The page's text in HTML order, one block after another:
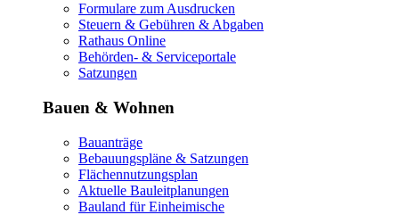
Formulare zum Ausdrucken
Steuern & Gebühren & Abgaben
Rathaus Online
Behörden- & Serviceportale
Satzungen
Bauen & Wohnen
Bauanträge
Bebauungspläne & Satzungen
Flächennutzungsplan
Aktuelle Bauleitplanungen
Bauland für Einheimische